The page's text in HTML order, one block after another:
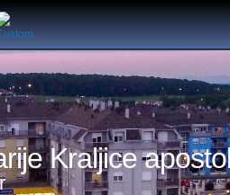
Kraljice